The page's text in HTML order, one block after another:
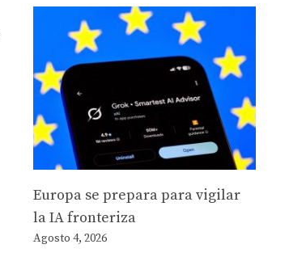
Europa se prepara para vigilar
la IA fronteriza
Agosto 4, 2026